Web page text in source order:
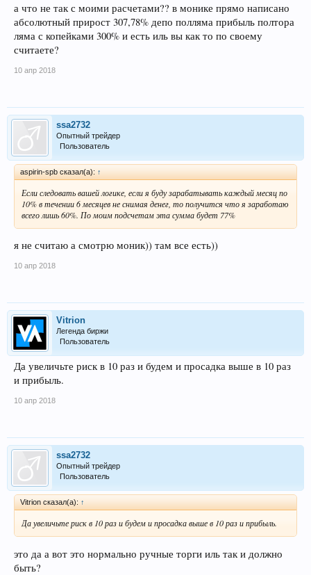
а что не так с моими расчетами?? в монике прямо написано
абсолютный прирост 307,78% депо полляма прибыль полтора
ляма с копейками 300% и есть иль вы как то по своему
считаете?
10 апр 2018
ssa2732
Опытный трейдер
Пользователь
aspirin-spb сказал(а): ↑
Если следовать вашей логике, если я буду зарабатывать каждый месяц по
10% в течении 6 месяцев не снимая денег, то получится что я заработаю
всего лишь 60%. По моим подсчетам эта сумма будет 77%
я не считаю а смотрю моник)) там все есть))
10 апр 2018
Vitrion
Легенда биржи
Пользователь
Да увеличьте риск в 10 раз и будем и просадка выше в 10 раз
и прибыль.
10 апр 2018
ssa2732
Опытный трейдер
Пользователь
Vitrion сказал(а): ↑
Да увеличьте риск в 10 раз и будем и просадка выше в 10 раз и прибыль.
это да а вот это нормально ручные торги иль так и должно
быть?